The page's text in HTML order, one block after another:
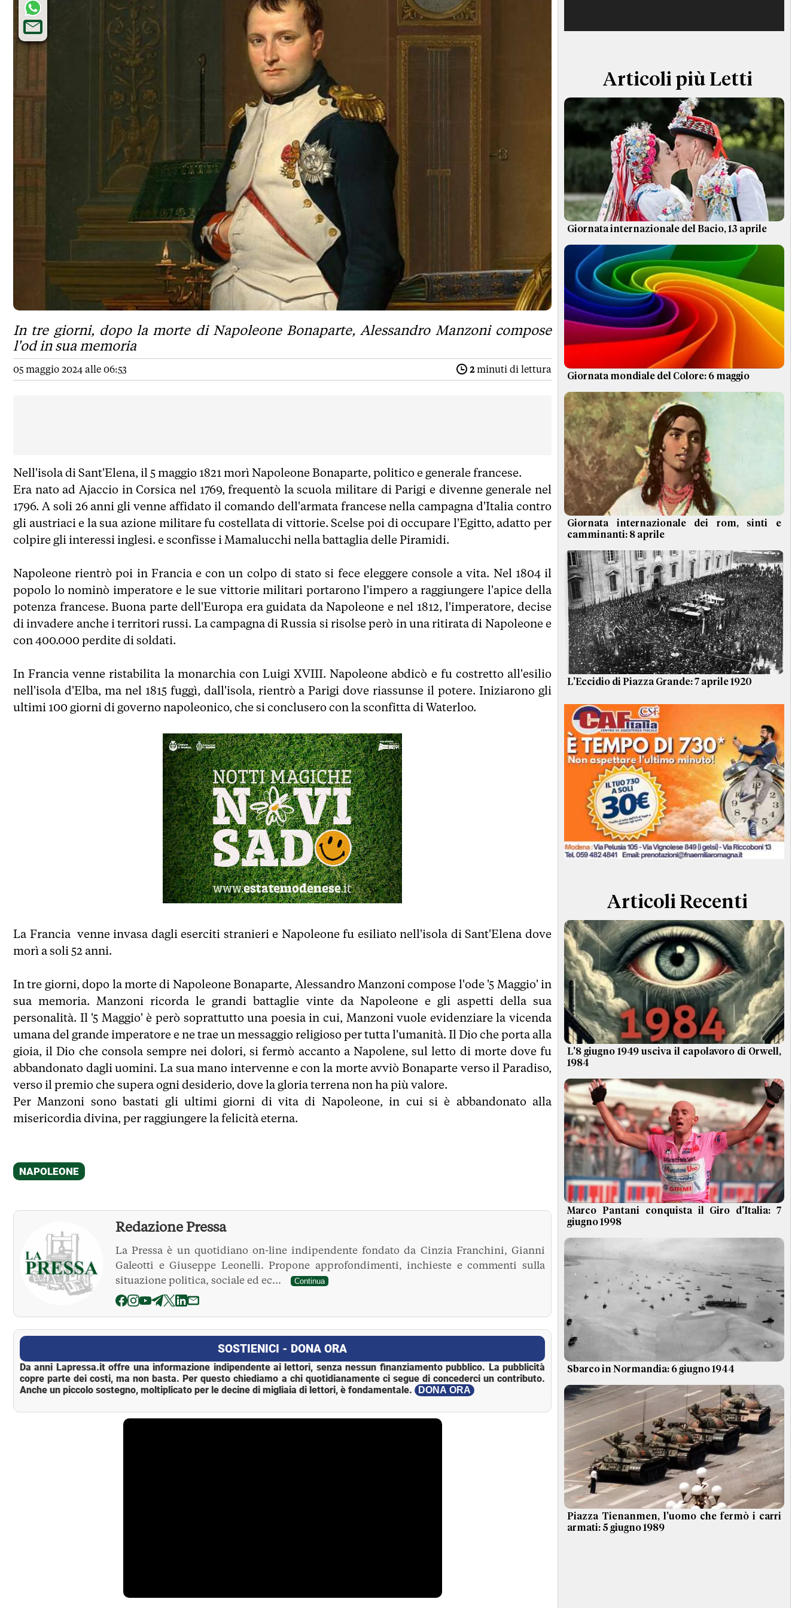
In tre giorni, dopo la morte di Napoleone Bonaparte, Alessandro Manzoni compose
l'od in sua memoria
05 maggio 2024 alle 06:53 2minuti di lettura
Nell'isola di Sant'Elena, il 5 maggio 1821 morì Napoleone Bonaparte, politico e generale francese.
Era nato ad Ajaccio in Corsica nel 1769, frequentò la scuola militare di Parigi e divenne generale nel
1796. A soli 26 anni gli venne affidato il comando dell'armata francese nella campagna d'Italia contro
gli austriaci e la sua azione militare fu costellata di vittorie. Scelse poi di occupare l'Egitto, adatto per
colpire gli interessi inglesi. e sconfisse i Mamalucchi nella battaglia delle Piramidi.
Napoleone rientrò poi in Francia e con un colpo di stato si fece eleggere console a vita. Nel 1804 il
popolo lo nominò imperatore e le sue vittorie militari portarono l'impero a raggiungere l'apice della
potenza francese. Buona parte dell'Europa era guidata da Napoleone e nel 1812, l'imperatore, decise
di invadere anche i territori russi. La campagna di Russia si risolse però in una ritirata di Napoleone e
con 400.000 perdite di soldati.
In Francia venne ristabilita la monarchia con Luigi XVIII. Napoleone abdicò e fu costretto all'esilio
nell'isola d'Elba, ma nel 1815 fuggì, dall'isola, rientrò a Parigi dove riassunse il potere. Iniziarono gli
ultimi 100 giorni di governo napoleonico, che si conclusero con la sconfitta di Waterloo.
La Francia venne invasa dagli eserciti stranieri e Napoleone fu esiliato nell'isola di Sant'Elena dove
morì a soli 52 anni.
In tre giorni, dopo la morte di Napoleone Bonaparte, Alessandro Manzoni compose l'ode '5 Maggio' in
sua memoria. Manzoni ricorda le grandi battaglie vinte da Napoleone e gli aspetti della sua
personalità. Il '5 Maggio' è però soprattutto una poesia in cui, Manzoni vuole evidenziare la vicenda
umana del grande imperatore e ne trae un messaggio religioso per tutta l'umanità. Il Dio che porta alla
gioia, il Dio che consola sempre nei dolori, si fermò accanto a Napolene, sul letto di morte dove fu
abbandonato dagli uomini. La sua mano intervenne e con la morte avviò Bonaparte verso il Paradiso,
verso il premio che supera ogni desiderio, dove la gloria terrena non ha più valore.
Per Manzoni sono bastati gli ultimi giorni di vita di Napoleone, in cui si è abbandonato alla
misericordia divina, per raggiungere la felicità eterna.
Redazione Pressa
La Pressa è un quotidiano on-line indipendente fondato da Cinzia Franchini, Gianni
Galeotti e Giuseppe Leonelli. Propone approfondimenti, inchieste e commenti sulla
situazione politica, sociale ed ec...
Continua
La Pressa
SOSTIENICI - DONA ORA
Da anni Lapressa.it offre una informazione indipendente ai lettori, senza nessun finanziamento pubblico. La pubblicità
copre parte dei costi, ma non basta. Per questo chiediamo a chi quotidianamente ci segue di concederci un contributo.
Anche un piccolo sostegno, moltiplicato per le decine di migliaia di lettori, è fondamentale.
DONA ORA
Articoli più Letti
Giornata internazionale del Bacio, 13 aprile
Giornata mondiale del Colore: 6 maggio
Giornata internazionale dei rom, sinti e
camminanti: 8 aprile
L'Eccidio di Piazza Grande: 7 aprile 1920
Articoli Recenti
L'8 giugno 1949 usciva il capolavoro di Orwell,
1984
Marco Pantani conquista il Giro d'Italia: 7
giugno 1998
Sbarco in Normandia: 6 giugno 1944
Piazza Tienanmen, l'uomo che fermò i carri
armati: 5 giugno 1989